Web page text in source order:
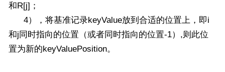
和R[j]；
4），将基准记录keyValue放到合适的位置上，即i
和j同时指向的位置（或者同时指向的位置-1）,则此位
置为新的keyValuePosition。